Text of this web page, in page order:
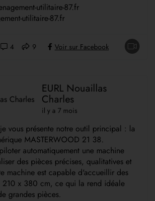
utilitaire-87.fr
utilitaire-87.fr
4 9 Voir sur Facebook
EURL Nouaillas
Charles
il y a 7 mois
vous présente notre outil principal : la
MASTERWOOD 21 38.
automatiquement une machine
des pièces précises, qualitatives et
machine est capable d'accueillir des
210 x 380 cm, ce qui la rend idéale
grandes pièces.